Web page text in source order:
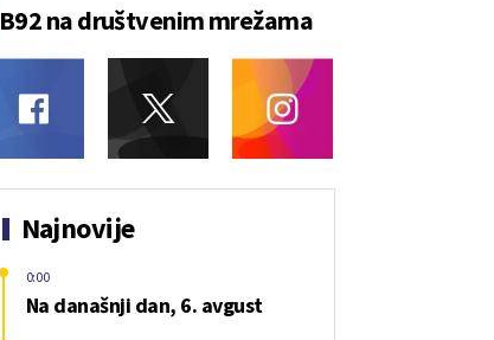
B92 na društvenim mrežama
Najnovije
Na današnji dan, 6. avgust
0:00